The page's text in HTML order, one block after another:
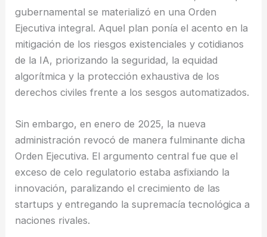
gubernamental se materializó en una Orden
Ejecutiva integral. Aquel plan ponía el acento en la
mitigación de los riesgos existenciales y cotidianos
de la IA, priorizando la seguridad, la equidad
algorítmica y la protección exhaustiva de los
derechos civiles frente a los sesgos automatizados.
Sin embargo, en enero de 2025, la nueva
administración revocó de manera fulminante dicha
Orden Ejecutiva. El argumento central fue que el
exceso de celo regulatorio estaba asfixiando la
innovación, paralizando el crecimiento de las
startups y entregando la supremacía tecnológica a
naciones rivales.